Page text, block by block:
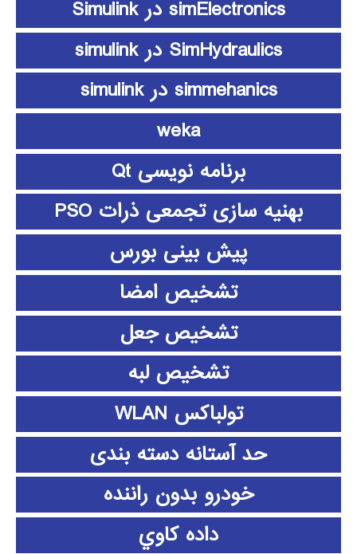
simElectronics در Simulink
SimHydraulics در simulink
simmehanics در simulink
weka
برنامه نویسی Qt
بهنیه سازی تجمعی ذرات PSO
پیش بینی بورس
تشخیص امضا
تشخیص جعل
تشخیص لبه
تولباکس WLAN
حد آستانه دسته بندی
خودرو بدون راننده
داده كاوي